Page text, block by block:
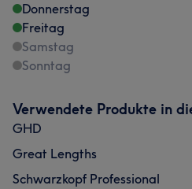
Donnerstag
Freitag
Samstag
Sonntag
Verwendete Produkte in
GHD
Great Lengths
Schwarzkopf Professional